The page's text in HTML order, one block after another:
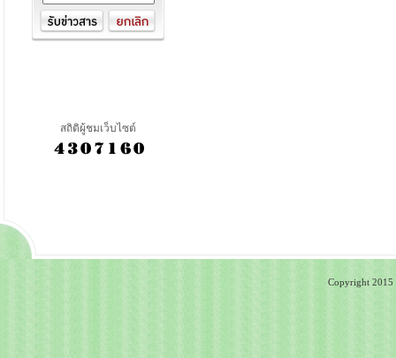
สถิติผู้ชมเว็บไซต์
Copyright